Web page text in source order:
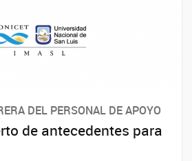
DEL PERSONAL DE APOYO
de antecedentes para